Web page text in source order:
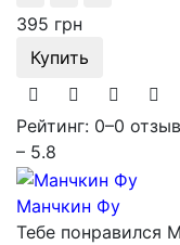
395 грн
Купить
Рейтинг: 0–0
– 5.8
Манчкин Фу
Тебе понравился